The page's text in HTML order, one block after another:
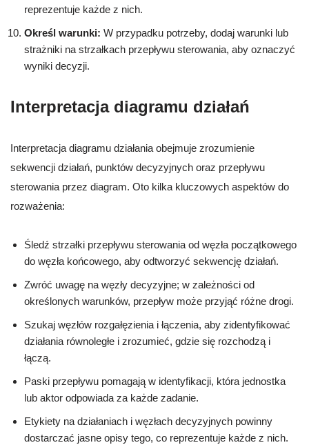
reprezentuje każde z nich.
Określ warunki: W przypadku potrzeby, dodaj warunki lub
strażniki na strzałkach przepływu sterowania, aby oznaczyć
wyniki decyzji.
Interpretacja diagramu działań
Interpretacja diagramu działania obejmuje zrozumienie
sekwencji działań, punktów decyzyjnych oraz przepływu
sterowania przez diagram. Oto kilka kluczowych aspektów do
rozważenia:
Śledź strzałki przepływu sterowania od węzła początkowego
do węzła końcowego, aby odtworzyć sekwencję działań.
Zwróć uwagę na węzły decyzyjne; w zależności od
określonych warunków, przepływ może przyjąć różne drogi.
Szukaj węzłów rozgałęzienia i łączenia, aby zidentyfikować
działania równoległe i zrozumieć, gdzie się rozchodzą i
łączą.
Paski przepływu pomagają w identyfikacji, która jednostka
lub aktor odpowiada za każde zadanie.
Etykiety na działaniach i węzłach decyzyjnych powinny
dostarczać jasne opisy tego, co reprezentuje każde z nich.